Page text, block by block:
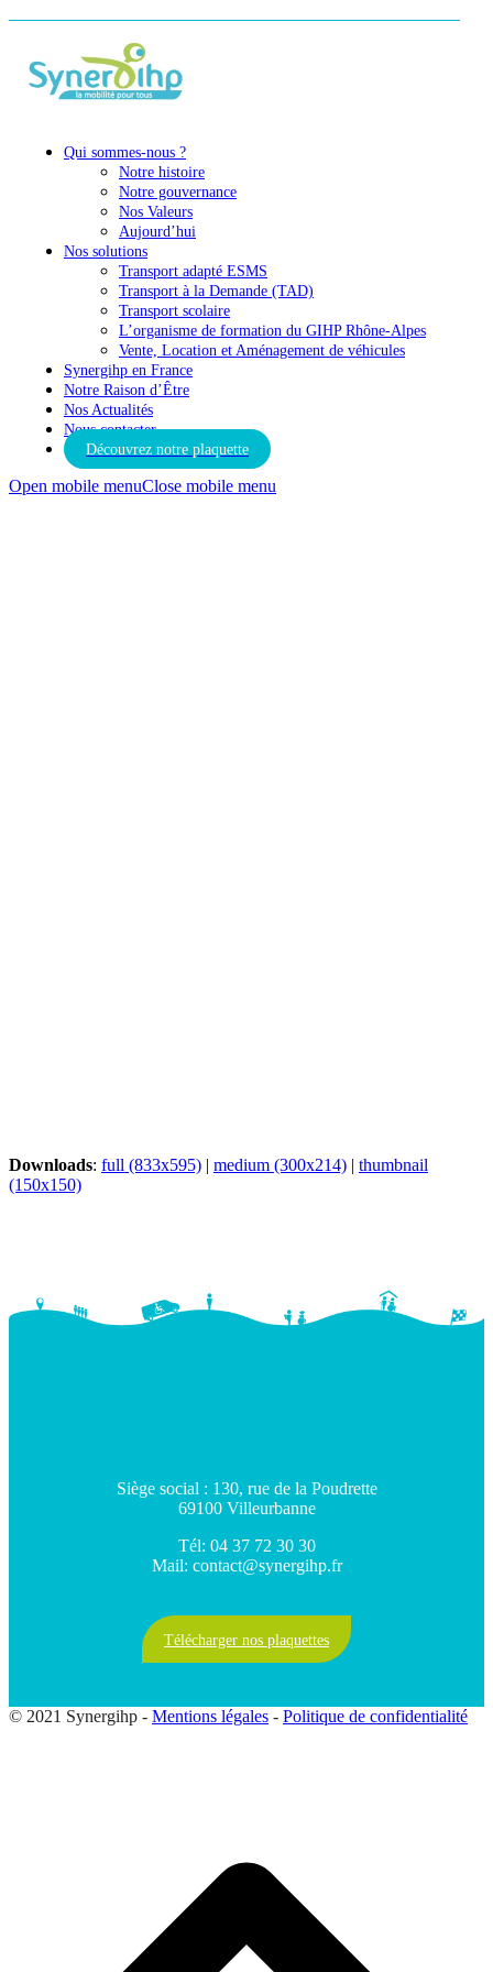
Qui sommes-nous ?
Notre histoire
Notre gouvernance
Nos Valeurs
Aujourd’hui
Nos solutions
Transport adapté ESMS
Transport à la Demande (TAD)
Transport scolaire
L’organisme de formation du GIHP Rhône-Alpes
Vente, Location et Aménagement de véhicules
Synergihp en France
Notre Raison d’Être
Nos Actualités
Nous contacter
Découvrez notre plaquette
Open mobile menuClose mobile menu
Downloads: full (833x595) | medium (300x214) | thumbnail
(150x150)
Siège social : 130, rue de la Poudrette
69100 Villeurbanne
Tél: 04 37 72 30 30
Mail: contact@synergihp.fr
Télécharger nos plaquettes
© 2021 Synergihp - Mentions légales - Politique de confidentialité